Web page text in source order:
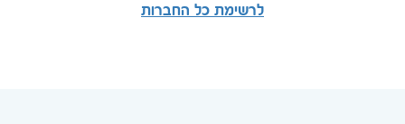
לרשימת כל החברות